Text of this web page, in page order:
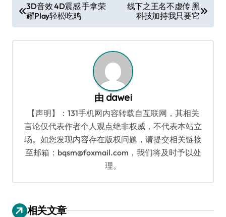
章
导
3D音效 4D震感 手拿荣
耀Play轻松吃鸡
线下之王名不虚传 黑
科技加持我只要它
由 dawei
【声明】：131手机网内容转载自互联网，其相关
言论仅代表作者个人观点绝非权威，不代表本站立
场。如您发现内容存在版权问题，请提交相关链接
至邮箱：bqsm@foxmail.com，我们将及时予以处
理。
相关文章